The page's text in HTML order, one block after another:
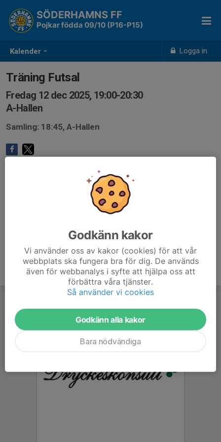
Kalender Logga in
SÖDERHAMNS FF
Pojkar födda 09/10 (P16-P15)
Träning Futsal
Fredag 12 dec 2025, 19:00-20:30
A-Hallen
Samling: 18:45, A-Hallen
Godkänn kakor
Vi använder oss av kakor (cookies) för att vår
webbplats ska fungera bra för dig. De används
även för webbanalys i syfte att hjälpa oss att
förbättra våra tjänster.
Så använder vi cookies
Godkänn alla kakor
Bara nödvändiga